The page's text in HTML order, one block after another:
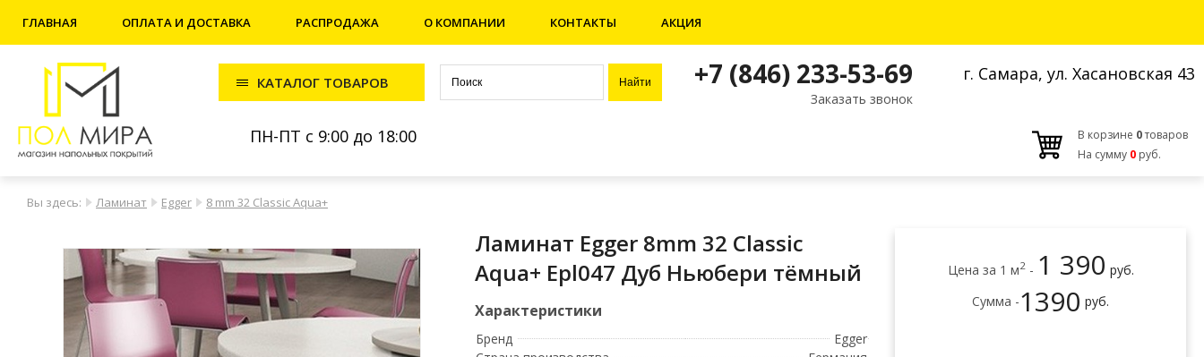
ГЛАВНАЯ ОПЛАТА И ДОСТАВКА РАСПРОДАЖА О КОМПАНИИ КОНТАКТЫ АКЦИЯ
КАТАЛОГ ТОВАРОВ +7 (846) 233-53-69
Заказать звонок
г. Самара, ул. Хасановская 43
ПН-ПТ с 9:00 до 18:00 В корзине 0товаров
На сумму 0 руб.
Вы здесь: Ламинат Egger 8 mm 32 Classic Aqua+
Ламинат Egger 8mm 32 Classic
Aqua+ Epl047 Дуб Ньюбери тёмный
Бренд
Egger
Цена за 1 м2- 1 390 руб.
Сумма -1390 руб.